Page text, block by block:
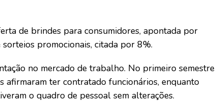
de brindes para consumidores, apontada por
promocionais, citada por 8%.
no mercado de trabalho. No primeiro semestre
afirmaram ter contratado funcionários, enquanto
o quadro de pessoal sem alterações.